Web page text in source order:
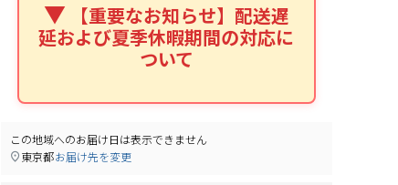
【重要なお知らせ】配送遅
延および夏季休暇期間の対応に
ついて
この地域へのお届け日は表示できません
東京都お届け先を変更